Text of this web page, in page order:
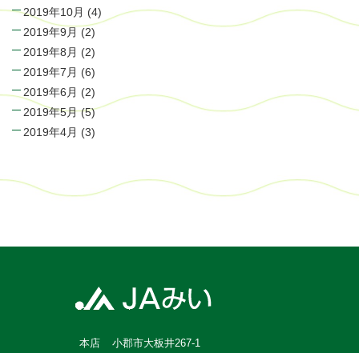
2019年10月 (4)
2019年9月 (2)
2019年8月 (2)
2019年7月 (6)
2019年6月 (2)
2019年5月(5)
2019年4月 (3)
本店
小郡市大板井267-1